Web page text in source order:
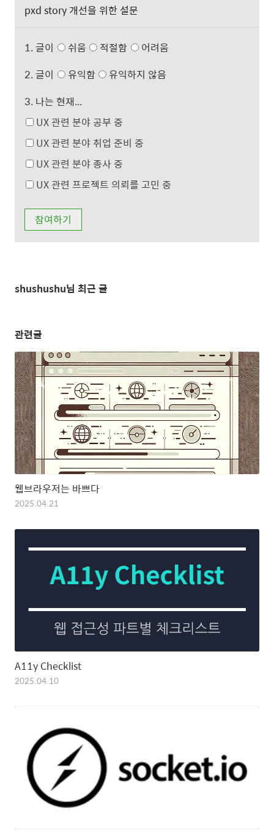
pxd story 개선을 위한 설문
1. 글이 쉬움 적절함
어려움
2. 글이
유익함
유익하지 않음
3. 나는 현재...
UX 관련 분야 공부 중
UX 관련 분야 취업 준비 중
UX 관련 분야 종사 중
UX 관련 프로젝트 의뢰를 고민 중
shushushu님 최근 글
관련글
웹브라우저는 바쁘다
2025.04.21
A11y Checklist
2025.04.10